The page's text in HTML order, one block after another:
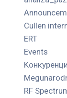
Cullen
ERT
Events
RF